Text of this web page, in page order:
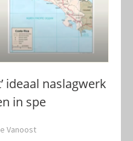
ideaal naslagwerk
in spe
Vanoost